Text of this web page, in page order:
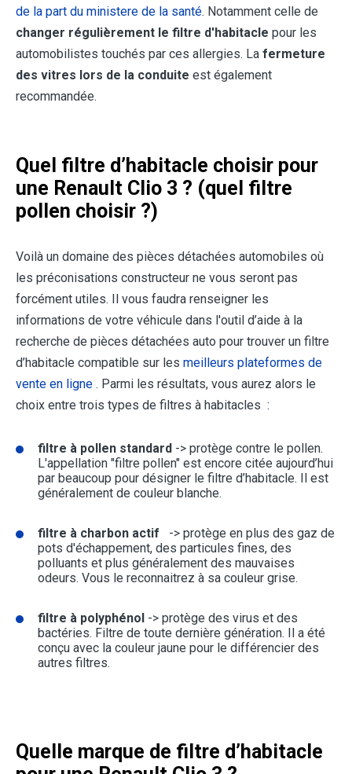
de la part du ministere de la santé. Notamment celle de
changer régulièrement le filtre d'habitacle pour les
automobilistes touchés par ces allergies. La fermeture
des vitres lors de la conduite est également
recommandée.
Quel filtre d’habitacle choisir pour
une Renault Clio 3 ? (quel filtre
pollen choisir ?)
Voilà un domaine des pièces détachées automobiles où
les préconisations constructeur ne vous seront pas
forcément utiles. Il vous faudra renseigner les
informations de votre véhicule dans l'outil d’aide à la
recherche de pièces détachées auto pour trouver un filtre
d’habitacle compatible sur les meilleurs plateformes de
vente en ligne . Parmi les résultats, vous aurez alors le
choix entre trois types de filtres à habitacles :
filtre à pollen standard -> protège contre le pollen.
L'appellation "filtre pollen" est encore citée aujourd’hui
par beaucoup pour désigner le filtre d’habitacle. Il est
généralement de couleur blanche.
filtre à charbon actif -> protège en plus des gaz de
pots d'échappement, des particules fines, des
polluants et plus généralement des mauvaises
odeurs. Vous le reconnaitrez à sa couleur grise.
filtre à polyphénol -> protège des virus et des
bactéries. Filtre de toute dernière génération. Il a été
conçu avec la couleur jaune pour le différencier des
autres filtres.
Quelle marque de filtre d’habitacle